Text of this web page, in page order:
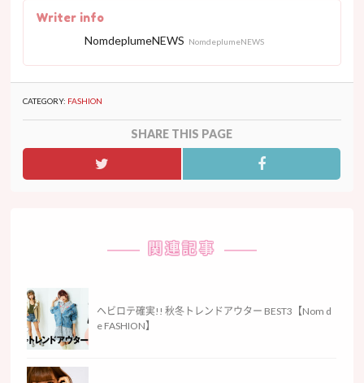
Writer info
NomdeplumeNEWS NomdeplumeNEWS
CATEGORY: FASHION
SHARE THIS PAGE
関連記事
ヘビロテ確実!! 秋冬トレンドアウター BEST3【Nom d
e FASHION】